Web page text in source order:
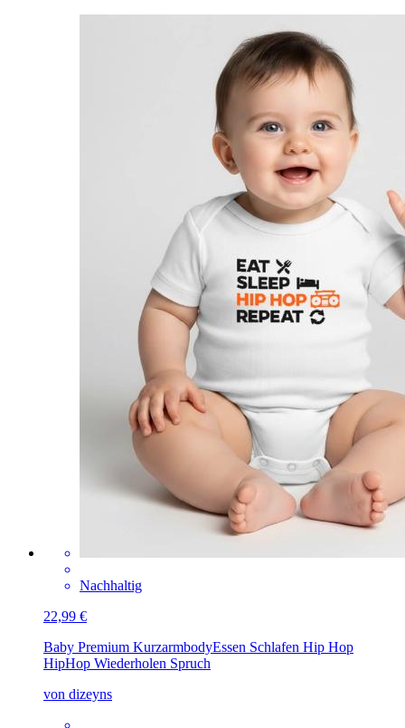
Nachhaltig
22,99 €
Baby Premium KurzarmbodyEssen Schlafen Hip Hop
HipHop Wiederholen Spruch
von dizeyns